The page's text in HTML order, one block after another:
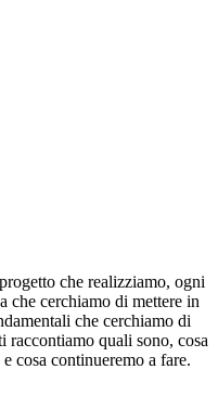
che realizziamo, ogni
che cerchiamo di mettere in
che cerchiamo di
raccontiamo quali sono, cosa
cosa continueremo a fare.